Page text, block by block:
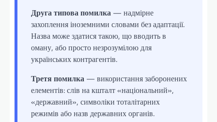
Друга типова помилка — надмірне
захоплення іноземними словами без адаптації.
Назва може здатися такою, що вводить в
оману, або просто незрозумілою для
українських контрагентів.
Третя помилка — використання заборонених
елементів: слів на кшталт «національний»,
«державний», символіки тоталітарних
режимів або назв державних органів.